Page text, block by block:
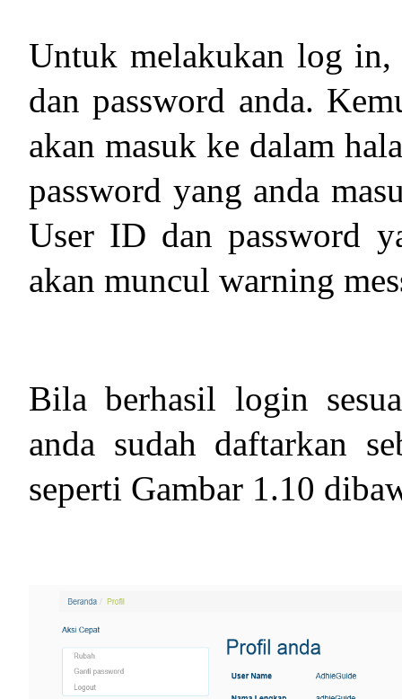
Untuk melakukan log in,
dan password anda.
akan masuk ke dalam
password yang anda
User ID dan password
akan muncul warning
Bila berhasil login
anda sudah daftarkan
seperti Gambar 1.10